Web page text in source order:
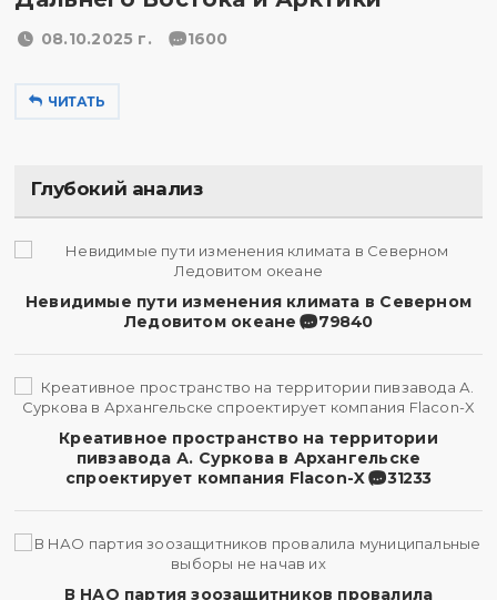
08.10.2025 г. 1600
ЧИТАТЬ
Глубокий анализ
Невидимые пути изменения климата в Северном
Ледовитом океане
79840
Креативное пространство на территории
пивзавода А. Суркова в Архангельске
спроектирует компания Flacon-X
31233
В НАО партия зоозащитников провалила